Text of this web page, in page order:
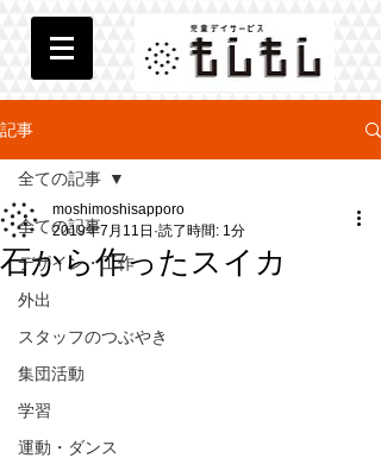
記事
全ての記事
デザイン・工作
外出
スタッフのつぶやき
集団活動
学習
運動・ダンス
全ての記事
石から作ったスイカ
moshimoshisapporo
2019年7月11日 読了時間: 1分